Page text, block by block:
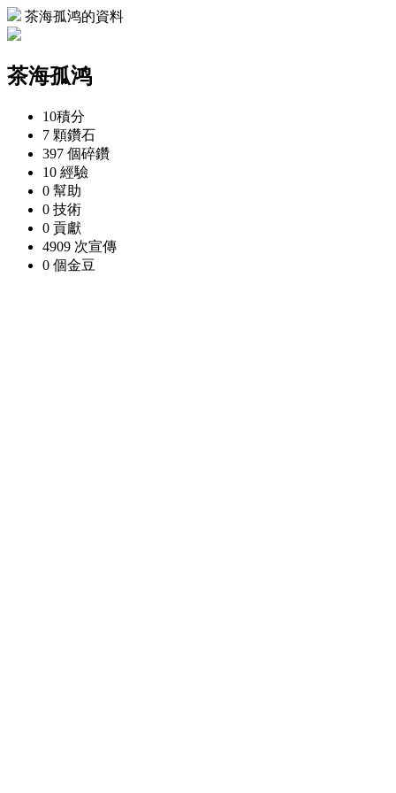
茶海孤鸿的資料
茶海孤鸿
10積分
7 顆鑽石
397 個碎鑽
10 經驗
0 幫助
0 技術
0 貢獻
4909 次宣傳
0 個金豆